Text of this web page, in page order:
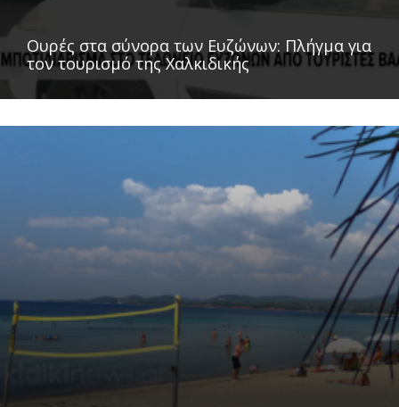
Ουρές στα σύνορα των Ευζώνων: Πλήγμα για
τον τουρισμό της Χαλκιδικής